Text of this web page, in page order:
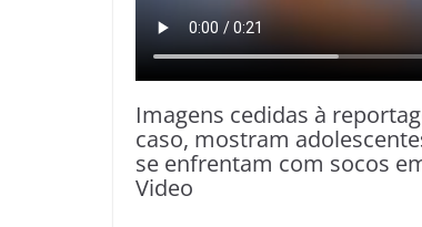
Imagens cedidas à
caso, mostram
se enfrentam com socos
Video